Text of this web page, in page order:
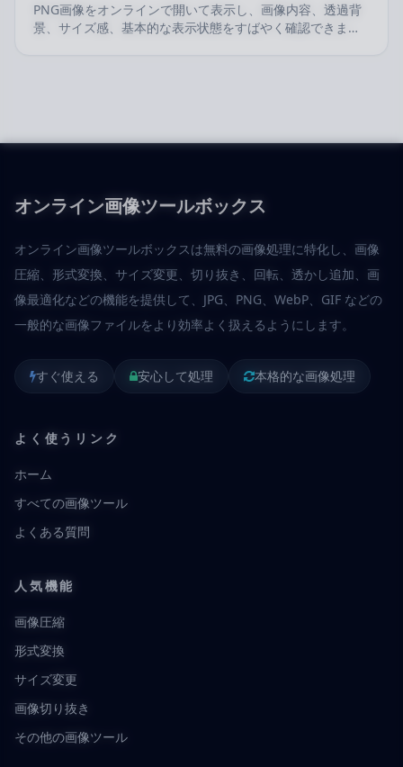
PNG画像をオンラインで開いて表示し、画像内容、透過背
景、サイズ感、基本的な表示状態をすばやく確認できま
オンライン画像ツールボックス
オンライン画像ツールボックスは無料の画像処理に特化し、画像
圧縮、形式変換、サイズ変更、切り抜き、回転、透かし追加、画
像最適化などの機能を提供して、JPG、PNG、WebP、GIF などの
一般的な画像ファイルをより効率よく扱えるようにします。
すぐ使える 安心して処理 本格的な画像処理
よく使うリンク
ホーム
すべての画像ツール
よくある質問
人気機能
画像圧縮
形式変換
サイズ変更
画像切り抜き
その他の画像ツール